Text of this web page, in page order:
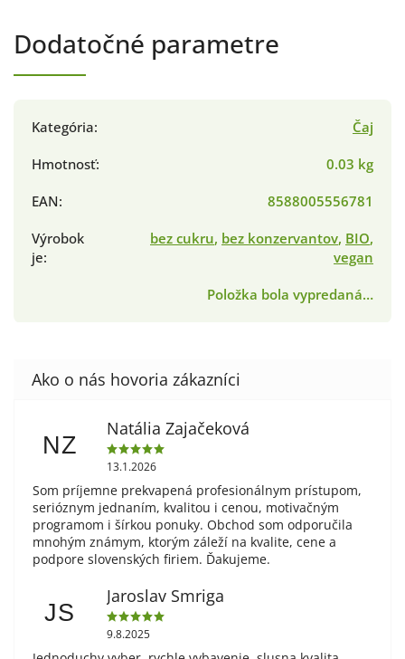
Dodatočné parametre
Kategória:
Čaj
Hmotnosť:
0.03 kg
EAN:
8588005556781
Výrobok
je:
bez cukru, bez konzervantov, BIO,
vegan
Položka bola vypredaná…
NZ
Natália Zajačeková
13.1.2026
Som príjemne prekvapená profesionálnym prístupom,
serióznym jednaním, kvalitou i cenou, motivačným
programom i šírkou ponuky. Obchod som odporučila
mnohým známym, ktorým záleží na kvalite, cene a
podpore slovenských firiem. Ďakujeme.
JS
Jaroslav Smriga
9.8.2025